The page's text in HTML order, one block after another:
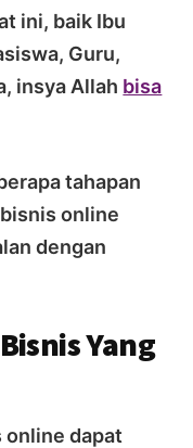
ini, baik Ibu
Guru,
insya Allah bisa
tahapan
online
dengan
Yang
online dapat